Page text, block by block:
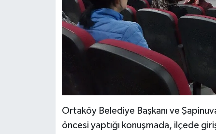
Ortaköy Belediye Başkanı ve
öncesi yaptığı konuşmada, ilçede